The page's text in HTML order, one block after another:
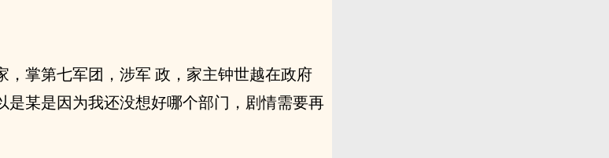
，掌第七军团，涉军 政，家主钟世越在政府
是某是因为我还没想好哪个部门，剧情需要再